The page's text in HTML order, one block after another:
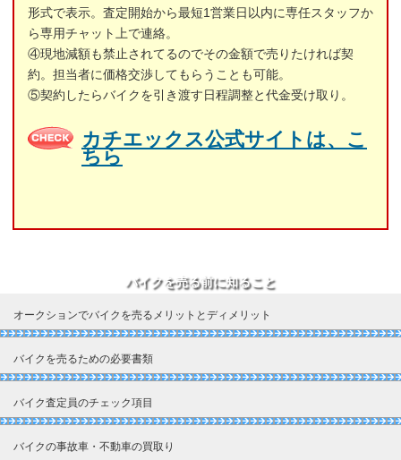
形式で表示。査定開始から最短1営業日以内に専任スタッフか
ら専用チャット上で連絡。
④現地減額も禁止されてるのでその金額で売りたければ契
約。担当者に価格交渉してもらうことも可能。
⑤契約したらバイクを引き渡す日程調整と代金受け取り。
カチエックス公式サイトは、こ
ちら
バイクを売る前に知ること
オークションでバイクを売るメリットとディメリット
バイクを売るための必要書類
バイク査定員のチェック項目
バイクの事故車・不動車の買取り